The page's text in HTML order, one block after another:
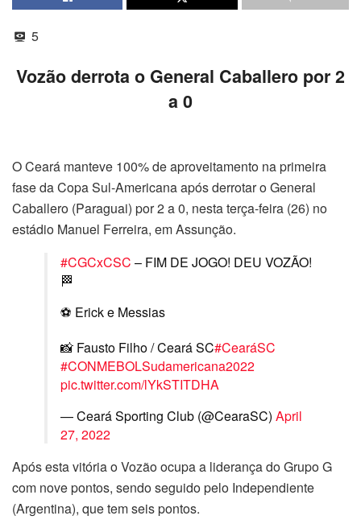
5
Vozão derrota o General Caballero por 2
a 0
O Ceará manteve 100% de aproveitamento na primeira
fase da Copa Sul-Americana após derrotar o General
Caballero (Paraguai) por 2 a 0, nesta terça-feira (26) no
estádio Manuel Ferreira, em Assunção.
#CGCxCSC – FIM DE JOGO! DEU VOZÃO!
🏁
⚽ Erick e Messias
📸 Fausto Filho / Ceará SC#CearáSC
#CONMEBOLSudamericana2022
pic.twitter.com/lYkSTITDHA
— Ceará Sporting Club (@CearaSC) April
27, 2022
Após esta vitória o Vozão ocupa a liderança do Grupo G
com nove pontos, sendo seguido pelo Independiente
(Argentina), que tem seis pontos.